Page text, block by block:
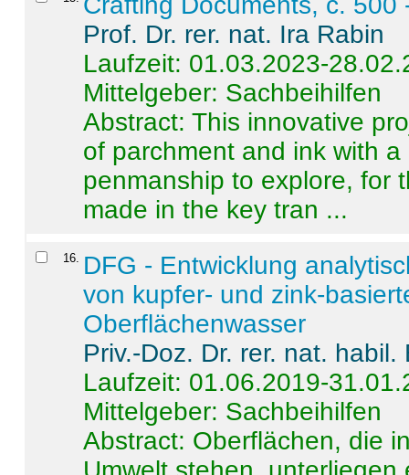
Prof. Dr. rer. nat. Ira Rabin
Laufzeit: 01.03.2023-
Mittelgeber: Sachbeihilfen
Abstract:This innovative
of parchment and ink with
penmanship to explore, for
made in the key tran ...
16
DFG - Entwicklung
von kupfer- und zink-
Oberflächenwasser
Priv.-Doz. Dr. rer. nat.
Laufzeit: 01.06.2019-
Mittelgeber: Sachbeihilfen
Abstract: Oberflächen, die